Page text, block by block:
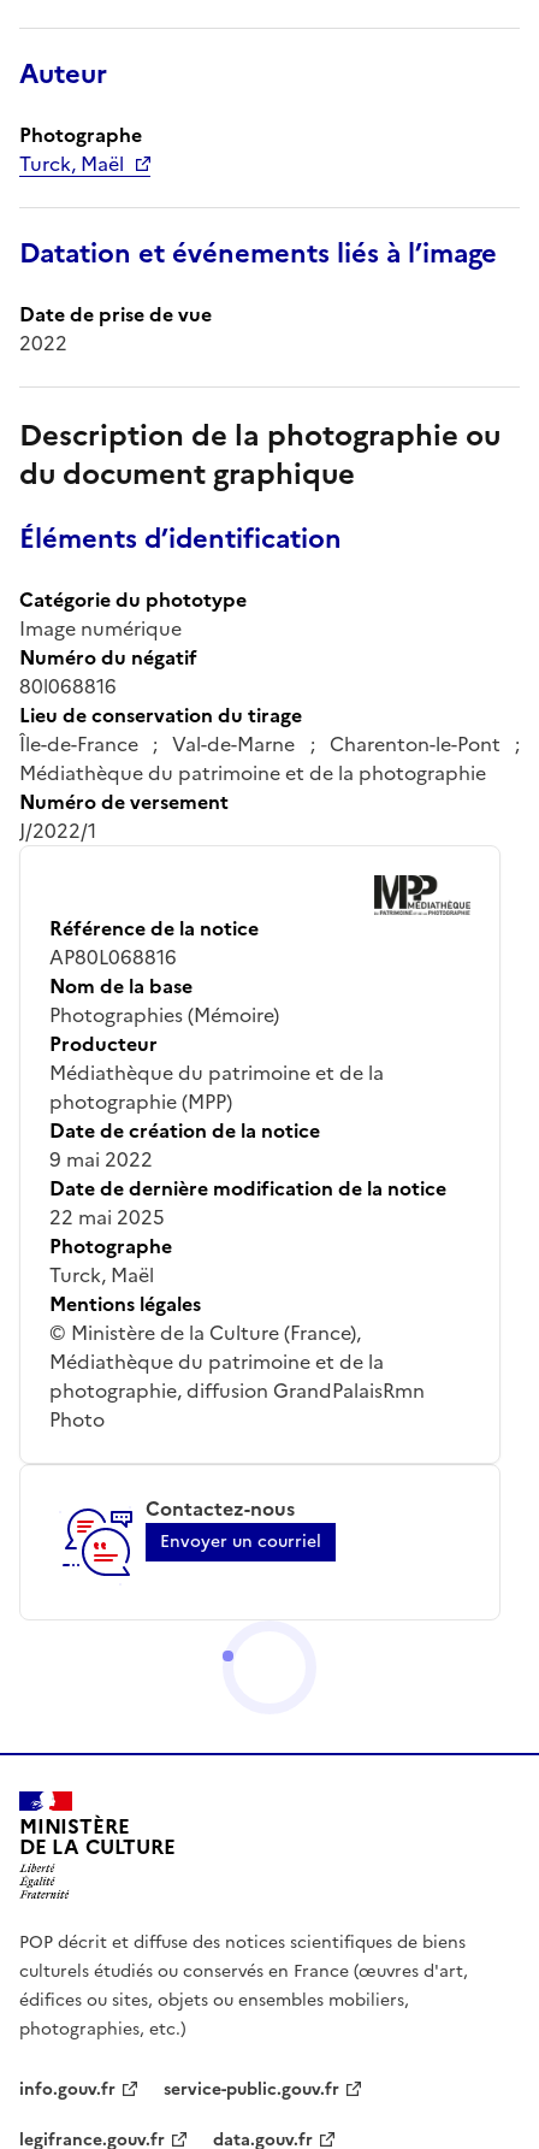
Auteur
Photographe
Turck, Maël
Datation et événements liés à l’image
Date de prise de vue
2022
Description de la photographie ou
du document graphique
Éléments d’identification
Catégorie du phototype
Image numérique
Numéro du négatif
80l068816
Lieu de conservation du tirage
Île-de-France ; Val-de-Marne ; Charenton-le-Pont ;
Médiathèque du patrimoine et de la photographie
Numéro de versement
J/2022/1
Référence de la notice
AP80L068816
Nom de la base
Photographies (Mémoire)
Producteur
Médiathèque du patrimoine et de la
photographie (MPP)
Date de création de la notice
9 mai 2022
Date de dernière modification de la notice
22 mai 2025
Photographe
Turck, Maël
Mentions légales
© Ministère de la Culture (France),
Médiathèque du patrimoine et de la
photographie, diffusion GrandPalaisRmn
Photo
Contactez-nous
Envoyer un courriel
MINISTÈRE
DE LA CULTURE
POP décrit et diffuse des notices scientifiques de biens
culturels étudiés ou conservés en France (œuvres d'art,
édifices ou sites, objets ou ensembles mobiliers,
photographies, etc.)
info.gouv.fr
service-public.gouv.fr
legifrance.gouv.fr
data.gouv.fr